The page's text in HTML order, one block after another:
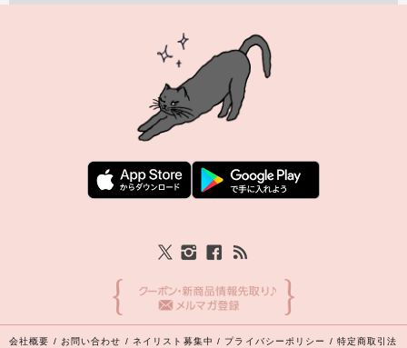
会社概要 / お問い合わせ / ネイリスト募集中 / プライバシーポリシー / 特定商取引法